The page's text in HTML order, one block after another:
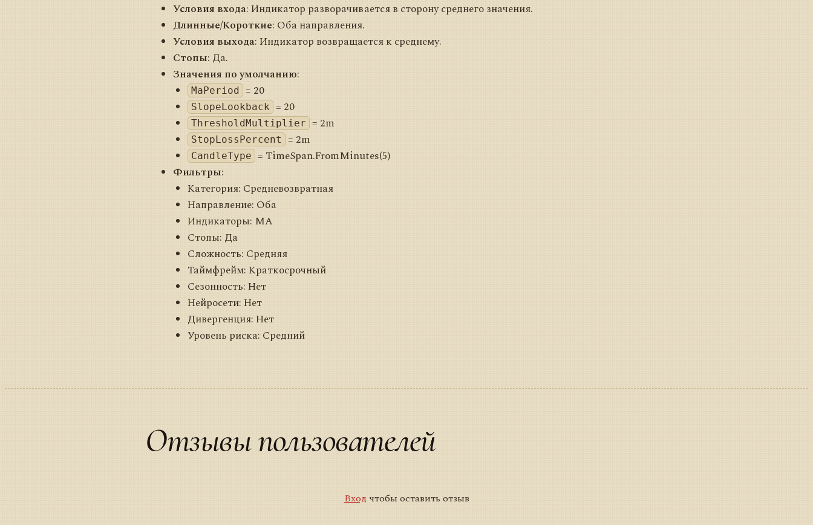
Условия входа: Индикатор разворачивается в сторону среднего значения.
Длинные/Короткие: Оба направления.
Условия выхода: Индикатор возвращается к среднему.
Стопы: Да.
Значения по умолчанию:
MaPeriod = 20
SlopeLookback = 20
ThresholdMultiplier = 2m
StopLossPercent = 2m
CandleType = TimeSpan.FromMinutes(5)
Фильтры:
Категория: Средневозвратная
Направление: Оба
Индикаторы: MA
Стопы: Да
Сложность: Средняя
Таймфрейм: Краткосрочный
Сезонность: Нет
Нейросети: Нет
Дивергенция: Нет
Уровень риска: Средний
Отзывы пользователей
Вход чтобы оставить отзыв